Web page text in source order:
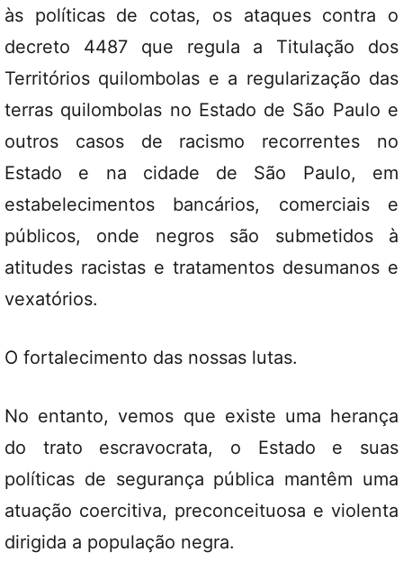
às políticas de cotas, os ataques contra o
decreto 4487 que regula a Titulação dos
Territórios quilombolas e a regularização das
terras quilombolas no Estado de São Paulo e
outros casos de racismo recorrentes no
Estado e na cidade de São Paulo, em
estabelecimentos bancários, comerciais e
públicos, onde negros são submetidos à
atitudes racistas e tratamentos desumanos e
vexatórios.
O fortalecimento das nossas lutas.
No entanto, vemos que existe uma herança
do trato escravocrata, o Estado e suas
políticas de segurança pública mantêm uma
atuação coercitiva, preconceituosa e violenta
dirigida a população negra.